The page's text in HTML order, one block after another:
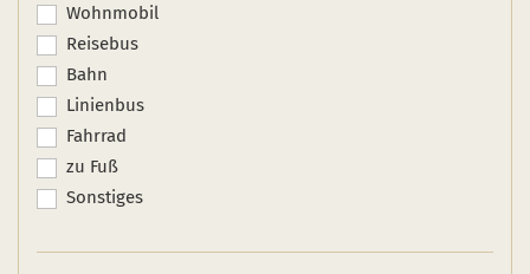
Wohnmobil
Reisebus
Bahn
Linienbus
Fahrrad
zu Fuß
Sonstiges